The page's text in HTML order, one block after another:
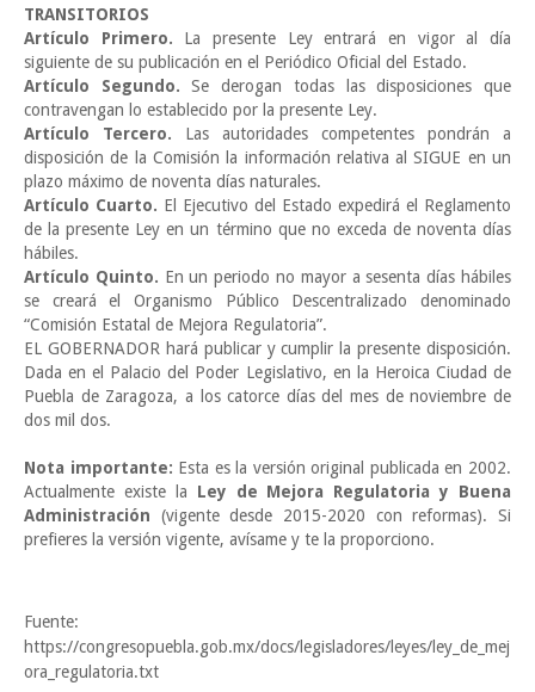
TRANSITORIOS
Artículo Primero. La presente Ley entrará en vigor al día
siguiente de su publicación en el Periódico Oficial del Estado.
Artículo Segundo. Se derogan todas las disposiciones que
contravengan lo establecido por la presente Ley.
Artículo Tercero. Las autoridades competentes pondrán a
disposición de la Comisión la información relativa al SIGUE en un
plazo máximo de noventa días naturales.
Artículo Cuarto. El Ejecutivo del Estado expedirá el Reglamento
de la presente Ley en un término que no exceda de noventa días
hábiles.
Artículo Quinto. En un periodo no mayor a sesenta días hábiles
se creará el Organismo Público Descentralizado denominado
“Comisión Estatal de Mejora Regulatoria”.
EL GOBERNADOR hará publicar y cumplir la presente disposición.
Dada en el Palacio del Poder Legislativo, en la Heroica Ciudad de
Puebla de Zaragoza, a los catorce días del mes de noviembre de
dos mil dos.
Nota importante: Esta es la versión original publicada en 2002.
Actualmente existe la Ley de Mejora Regulatoria y Buena
Administración (vigente desde 2015-2020 con reformas). Si
prefieres la versión vigente, avísame y te la proporciono.
Fuente:
https://congresopuebla.gob.mx/docs/legisladores/leyes/ley_de_mej
ora_regulatoria.txt